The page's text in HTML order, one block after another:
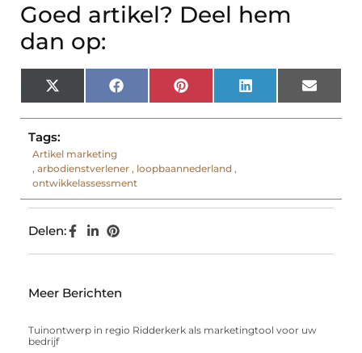
Goed artikel? Deel hem
dan op:
X
(Twitter)
Facebook Pinterest LinkedIn Email
Tags:
Artikel marketing
, arbodienstverlener , loopbaannederland ,
ontwikkelassessment
Delen:
Meer Berichten
Tuinontwerp in regio Ridderkerk als marketingtool voor uw
bedrijf